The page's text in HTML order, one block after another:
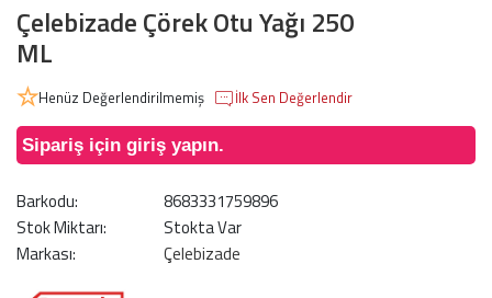
Çelebizade Çörek Otu Yağı 250
ML
Henüz Değerlendirilmemiş İlk Sen Değerlendir
Sipariş için giriş yapın.
Barkodu:
8683331759896
Stok Miktarı:
Stokta Var
Markası:
Çelebizade